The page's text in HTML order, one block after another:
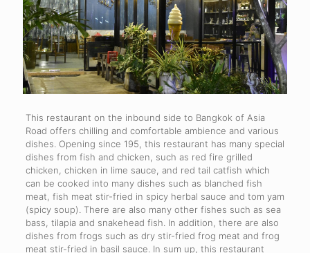
This restaurant on the inbound side to Bangkok of Asia
Road offers chilling and comfortable ambience and various
dishes. Opening since 195, this restaurant has many special
dishes from fish and chicken, such as red fire grilled
chicken, chicken in lime sauce, and red tail catfish which
can be cooked into many dishes such as blanched fish
meat, fish meat stir-fried in spicy herbal sauce and tom yam
(spicy soup). There are also many other fishes such as sea
bass, tilapia and snakehead fish. In addition, there are also
dishes from frogs such as dry stir-fried frog meat and frog
meat stir-fried in basil sauce. In sum up, this restaurant